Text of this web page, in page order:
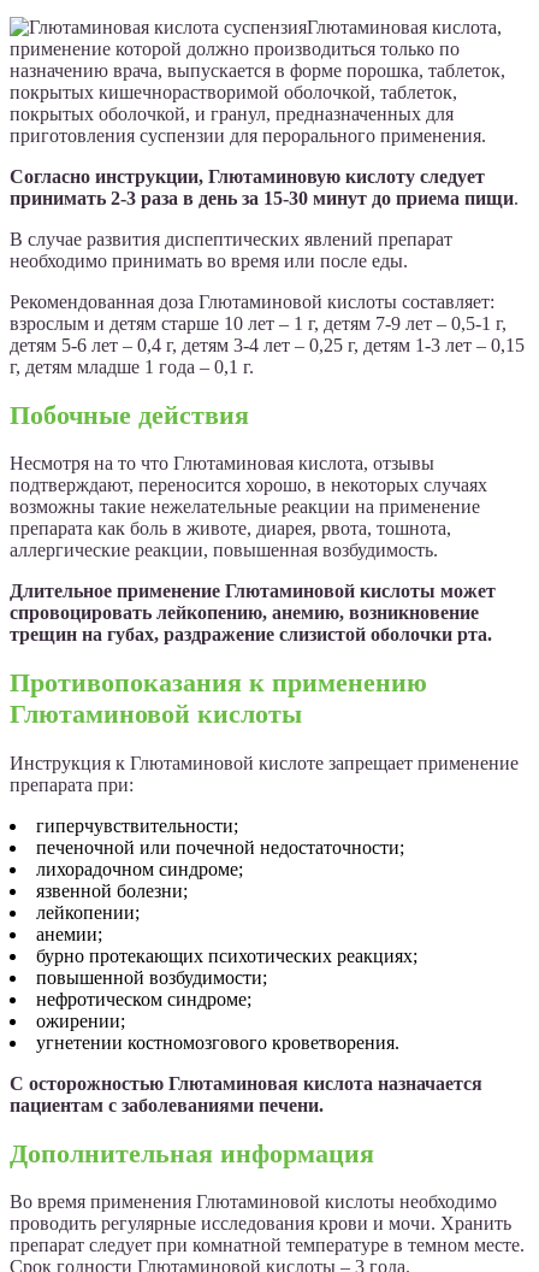
Глютаминовая кислота,
применение которой должно производиться только по
назначению врача, выпускается в форме порошка, таблеток,
покрытых кишечнорастворимой оболочкой, таблеток,
покрытых оболочкой, и гранул, предназначенных для
приготовления суспензии для перорального применения.
Согласно инструкции, Глютаминовую кислоту следует
принимать 2-3 раза в день за 15-30 минут до приема пищи.
В случае развития диспептических явлений препарат
необходимо принимать во время или после еды.
Рекомендованная доза Глютаминовой кислоты составляет:
взрослым и детям старше 10 лет – 1 г, детям 7-9 лет – 0,5-1 г,
детям 5-6 лет – 0,4 г, детям 3-4 лет – 0,25 г, детям 1-3 лет – 0,15
г, детям младше 1 года – 0,1 г.
Побочные действия
Несмотря на то что Глютаминовая кислота, отзывы
подтверждают, переносится хорошо, в некоторых случаях
возможны такие нежелательные реакции на применение
препарата как боль в животе, диарея, рвота, тошнота,
аллергические реакции, повышенная возбудимость.
Длительное применение Глютаминовой кислоты может
спровоцировать лейкопению, анемию, возникновение
трещин на губах, раздражение слизистой оболочки рта.
Противопоказания к применению
Глютаминовой кислоты
Инструкция к Глютаминовой кислоте запрещает применение
препарата при:
гиперчувствительности;
печеночной или почечной недостаточности;
лихорадочном синдроме;
язвенной болезни;
лейкопении;
анемии;
бурно протекающих психотических реакциях;
повышенной возбудимости;
нефротическом синдроме;
ожирении;
угнетении костномозгового кроветворения.
С осторожностью Глютаминовая кислота назначается
пациентам с заболеваниями печени.
Дополнительная информация
Во время применения Глютаминовой кислоты необходимо
проводить регулярные исследования крови и мочи. Хранить
препарат следует при комнатной температуре в темном месте.
Срок годности Глютаминовой кислоты – 3 года.